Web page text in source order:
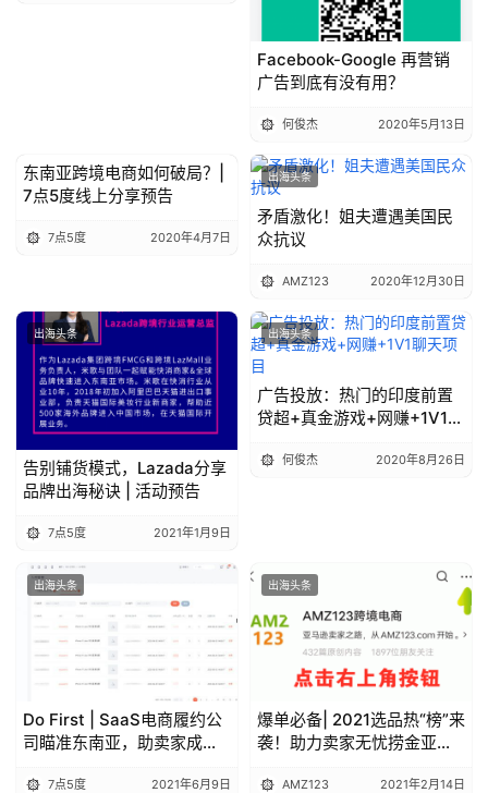
Facebook-Google 再营销
广告到底有没有用？
何俊杰 2020年5月13日
出海头条
东南亚跨境电商如何破局？|
7点5度线上分享预告
7点5度 2020年4月7日
出海头条
矛盾激化！姐夫遭遇美国民
众抗议
AMZ123 2020年12月30日
出海头条
告别铺货模式，Lazada分享
品牌出海秘诀 | 活动预告
7点5度 2021年1月9日
出海头条
广告投放：热门的印度前置
贷超+真金游戏+网赚+1V1聊
何俊杰 2020年8月26日
出海头条
Do First | SaaS电商履约公
司瞄准东南亚，助卖家成本
7点5度 2021年6月9日
出海头条
爆单必备| 2021选品热“榜”来
袭！助力卖家无忧捞金亚马
AMZ123 2021年2月14日